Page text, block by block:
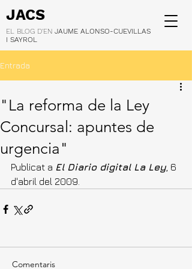
JACS
EL BLOG D'EN JAUME ALONSO-CUEVILLAS
I SAYROL
Entrada
"La reforma de la Ley
Concursal: apuntes de
urgencia"
Publicat a El Diario digital La Ley , 6
d'abril del 2009.
Comentaris